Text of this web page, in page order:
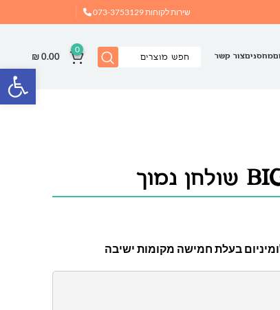
שירות לקוחות073-3753129
מחסניםצור קשר
0
₪0.00
בעלת חמישה מקומות ישיבה